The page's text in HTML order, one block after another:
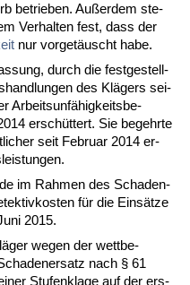
be­trie­ben. Außer­dem ste­
Ver­hal­ten fest, dass der
nur vor­getäuscht ha­be.
durch die fest­ge­stell­
des Klägers sei­
Ar­beits­unfähig­keits­be­
erschüttert. Sie be­gehr­te
seit Fe­bru­ar 2014 er­
im Rah­men des Scha­den­
für die Einsätze
2015.
we­gen der wett­be­
nach § 61
Stu­fen­kla­ge auf der ers­